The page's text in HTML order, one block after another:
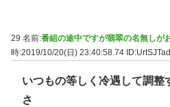
29 名前:番組の途中ですが翡翠の名無しが
時:2019/10/20(日) 23:40:58.74
いつもの等しく冷遇して調整
さ